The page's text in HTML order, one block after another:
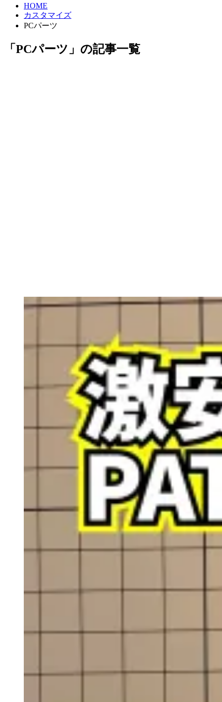
HOME
カスタマイズ
PCパーツ
「PCパーツ」の記事一覧